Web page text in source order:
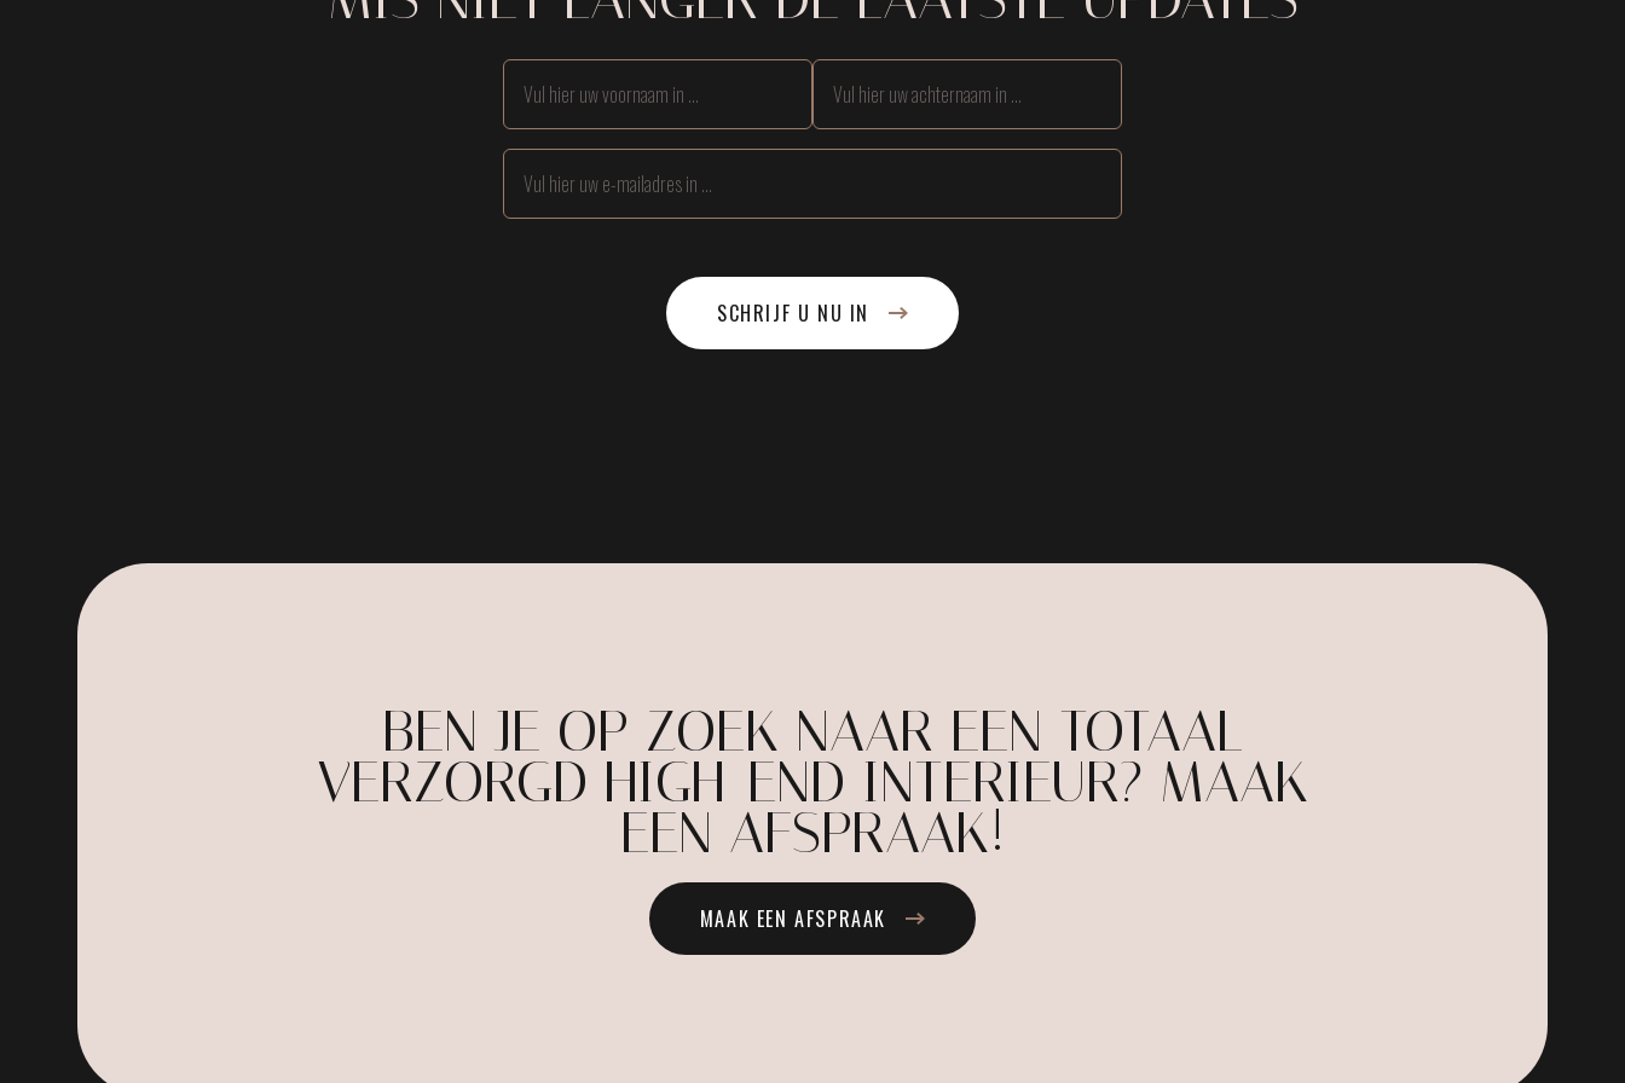
SCHRIJF U NU IN
BEN JE OP ZOEK NAAR EEN TOTAAL
VERZORGD HIGH-END INTERIEUR? MAAK
EEN AFSPRAAK!
MAAK EEN AFSPRAAK